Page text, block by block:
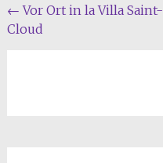
Beitragsnavigation
← Vor Ort in la Villa Saint-
Cloud